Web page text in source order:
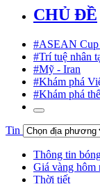
CHỦ ĐỀ
#ASEAN Cup
#Trí tuệ nhân
#Mỹ - Iran
#Khám phá
#Khám phá
Tin
Thông tin
Giá vàng hôm
Thời tiết